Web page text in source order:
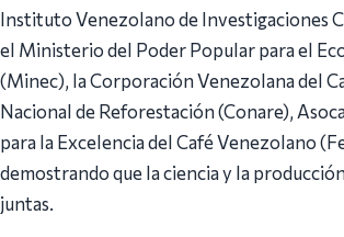
Instituto Venezolano de Investigaciones
el Ministerio del Poder Popular para el
(Minec), la Corporación Venezolana del
Nacional de Reforestación (Conare),
para la Excelencia del Café Venezolano
demostrando que la ciencia y la
juntas.